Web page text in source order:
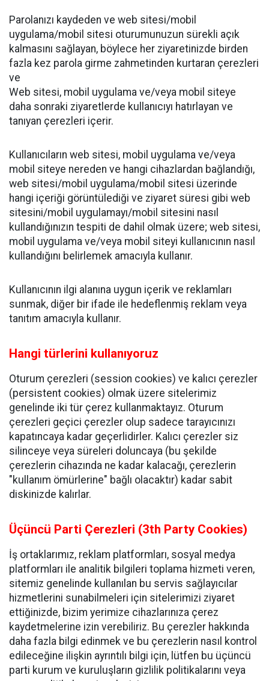
Parolanızı kaydeden ve web sitesi/mobil
uygulama/mobil sitesi oturumunuzun sürekli açık
kalmasını sağlayan, böylece her ziyaretinizde birden
fazla kez parola girme zahmetinden kurtaran çerezleri
ve
Web sitesi, mobil uygulama ve/veya mobil siteye
daha sonraki ziyaretlerde kullanıcıyı hatırlayan ve
tanıyan çerezleri içerir.
Kullanıcıların web sitesi, mobil uygulama ve/veya
mobil siteye nereden ve hangi cihazlardan bağlandığı,
web sitesi/mobil uygulama/mobil sitesi üzerinde
hangi içeriği görüntülediği ve ziyaret süresi gibi web
sitesini/mobil uygulamayı/mobil sitesini nasıl
kullandığınızın tespiti de dahil olmak üzere; web sitesi,
mobil uygulama ve/veya mobil siteyi kullanıcının nasıl
kullandığını belirlemek amacıyla kullanır.
Kullanıcının ilgi alanına uygun içerik ve reklamları
sunmak, diğer bir ifade ile hedeflenmiş reklam veya
tanıtım amacıyla kullanır.
Hangi türlerini kullanıyoruz
Oturum çerezleri (session cookies) ve kalıcı çerezler
(persistent cookies) olmak üzere sitelerimiz
genelinde iki tür çerez kullanmaktayız. Oturum
çerezleri geçici çerezler olup sadece tarayıcınızı
kapatıncaya kadar geçerlidirler. Kalıcı çerezler siz
silinceye veya süreleri doluncaya (bu şekilde
çerezlerin cihazında ne kadar kalacağı, çerezlerin
"kullanım ömürlerine" bağlı olacaktır) kadar sabit
diskinizde kalırlar.
Üçüncü Parti Çerezleri (3th Party Cookies)
İş ortaklarımız, reklam platformları, sosyal medya
platformları ile analitik bilgileri toplama hizmeti veren,
sitemiz genelinde kullanılan bu servis sağlayıcılar
hizmetlerini sunabilmeleri için sitelerimizi ziyaret
ettiğinizde, bizim yerimize cihazlarınıza çerez
kaydetmelerine izin verebiliriz. Bu çerezler hakkında
daha fazla bilgi edinmek ve bu çerezlerin nasıl kontrol
edileceğine ilişkin ayrıntılı bilgi için, lütfen bu üçüncü
parti kurum ve kuruluşların gizlilik politikalarını veya